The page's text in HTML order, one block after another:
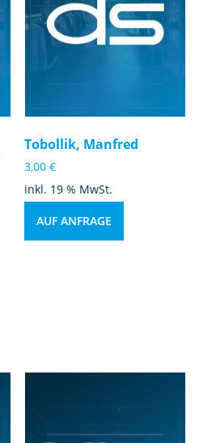
Tobollik, Manfred
3,00€
inkl. 19 % MwSt.
AUF ANFRAGE